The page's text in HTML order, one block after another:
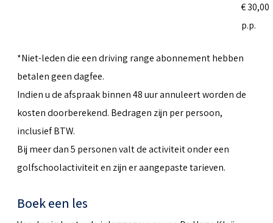
€ 30,00
p.p.
*Niet-leden die een driving range abonnement hebben
betalen geen dagfee.
Indien u de afspraak binnen 48 uur annuleert worden de
kosten doorberekend. Bedragen zijn per persoon,
inclusief BTW.
Bij meer dan 5 personen valt de activiteit onder een
golfschoolactiviteit en zijn er aangepaste tarieven.
Boek een les